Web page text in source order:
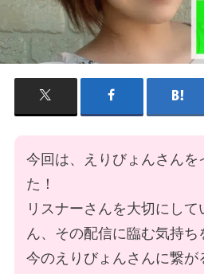
今回は、えりびょんさんを
た！
リスナーさんを大切にして
ん、その配信に臨む気持ち
今のえりびょんさんに繋が